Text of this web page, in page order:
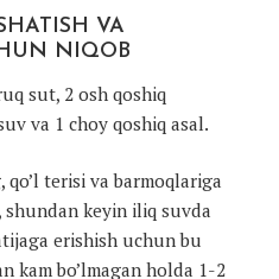
VA
NIQOB
sut, 2 osh qoshiq
va 1 choy qoshiq asal.
terisi va barmoqlariga
shundan keyin iliq suvda
erishish uchun bu
kam bo’lmagan holda 1-2